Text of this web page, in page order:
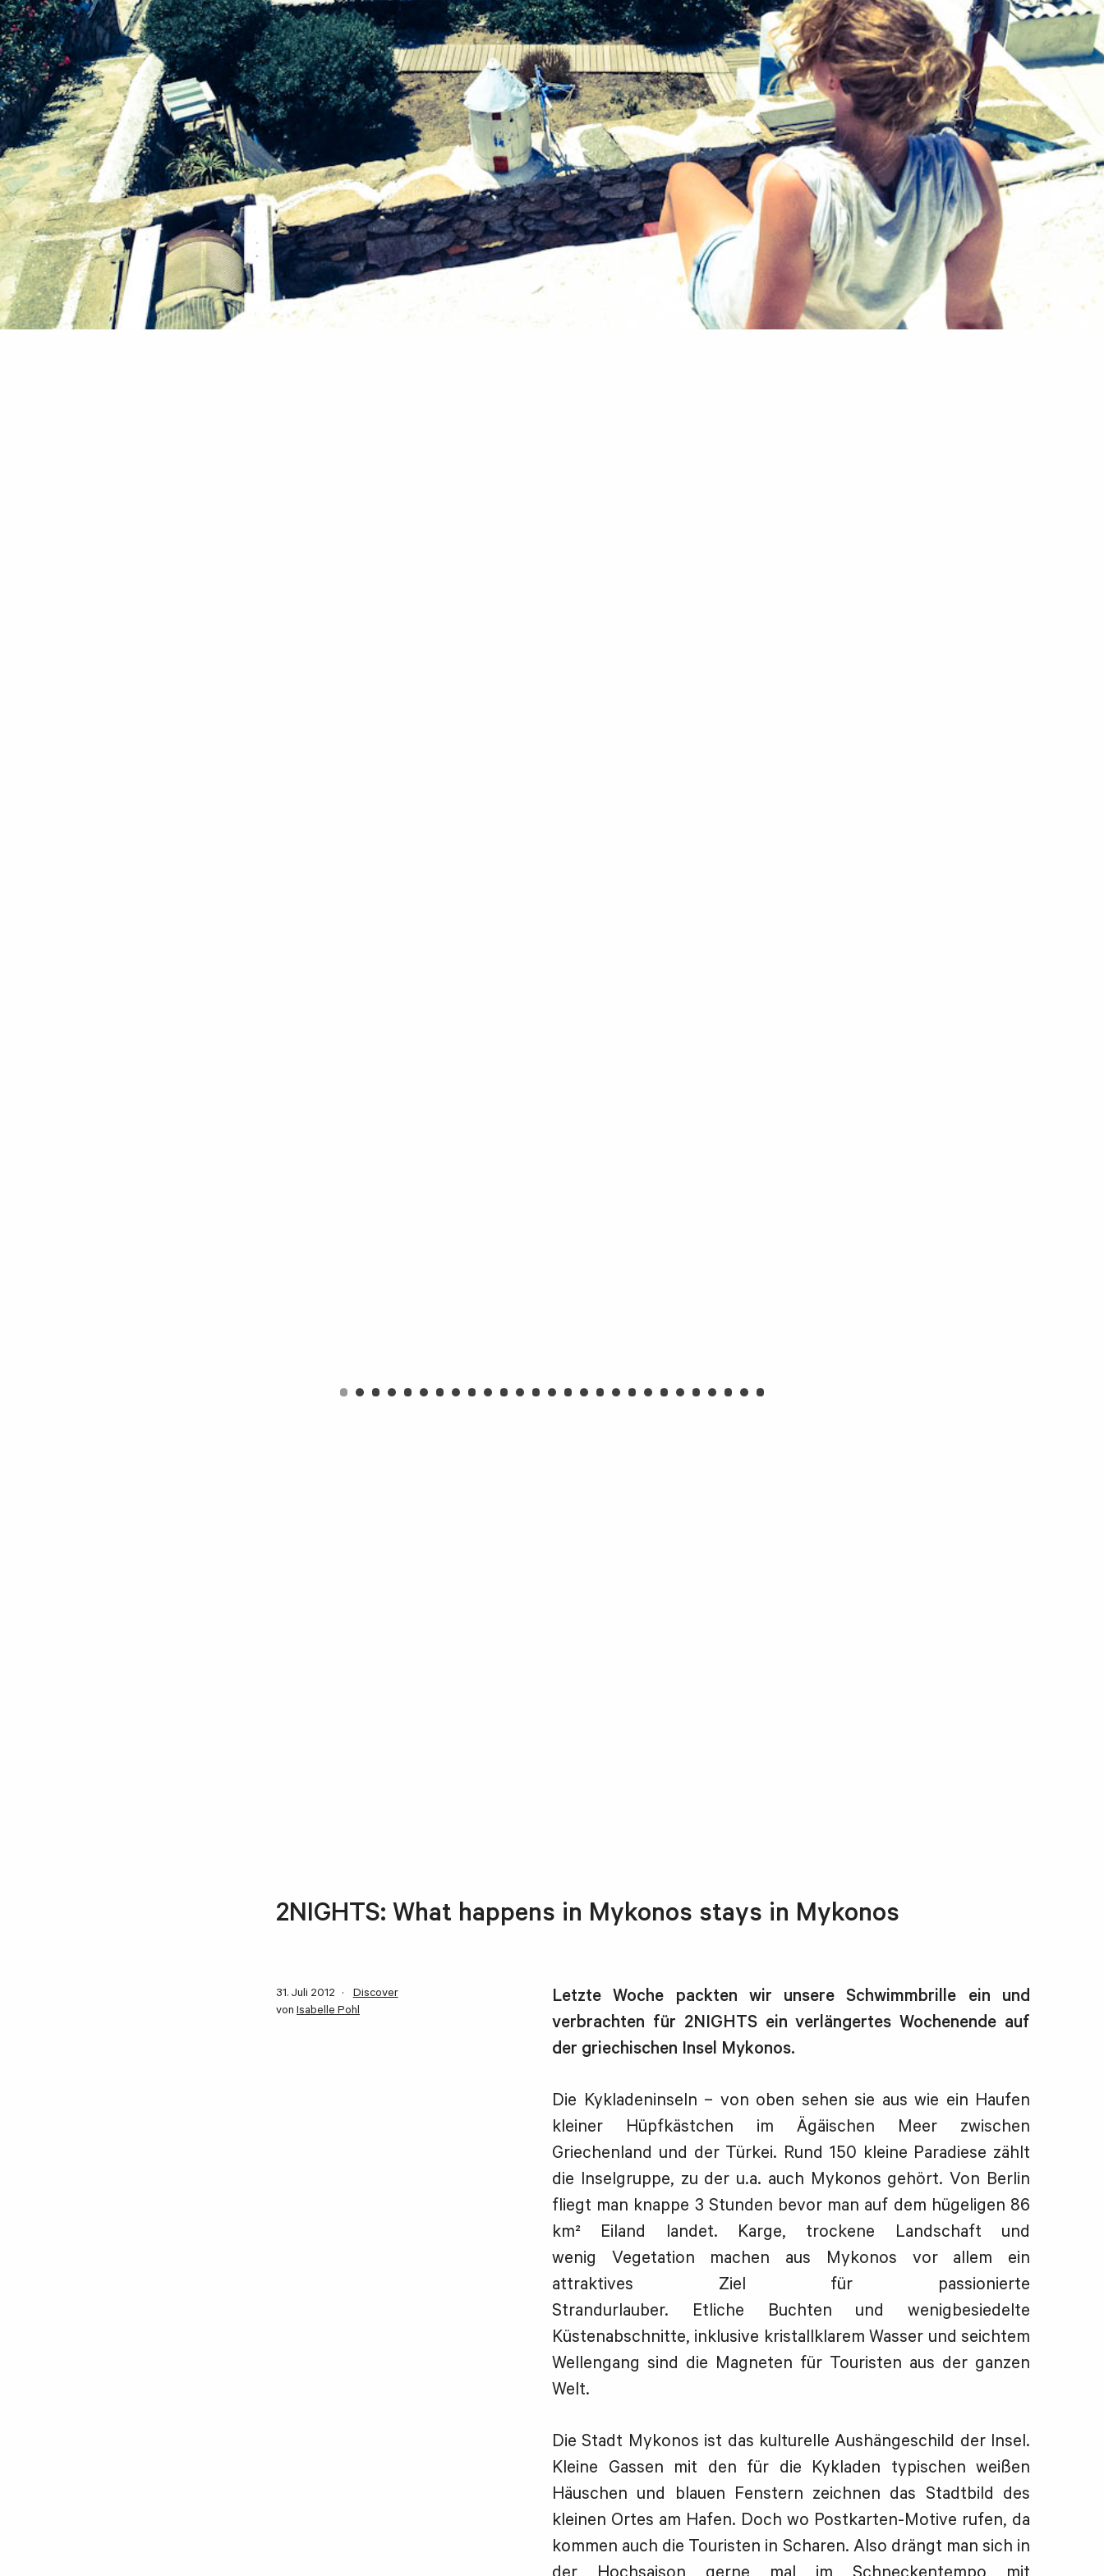
2NIGHTS: What happens in Mykonos stays in Mykonos
31. Juli 2012
Discover
von Isabelle Pohl
Letzte Woche packten wir unsere Schwimmbrille ein und
verbrachten für 2NIGHTS ein verlängertes Wochenende auf
der griechischen Insel Mykonos.
Die Kykladeninseln – von oben sehen sie aus wie ein Haufen
kleiner Hüpfkästchen im Ägäischen Meer zwischen
Griechenland und der Türkei. Rund 150 kleine Paradiese zählt
die Inselgruppe, zu der u.a. auch Mykonos gehört. Von Berlin
fliegt man knappe 3 Stunden bevor man auf dem hügeligen 86
km² Eiland landet. Karge, trockene Landschaft und
wenig Vegetation machen aus Mykonos vor allem ein
attraktives Ziel für passionierte
Strandurlauber. Etliche Buchten und wenigbesiedelte
Küstenabschnitte, inklusive kristallklarem Wasser und seichtem
Wellengang sind die Magneten für Touristen aus der ganzen
Welt.
Die Stadt Mykonos ist das kulturelle Aushängeschild der Insel.
Kleine Gassen mit den für die Kykladen typischen weißen
Häuschen und blauen Fenstern zeichnen das Stadtbild des
kleinen Ortes am Hafen. Doch wo Postkarten-Motive rufen, da
kommen auch die Touristen in Scharen. Also drängt man sich in